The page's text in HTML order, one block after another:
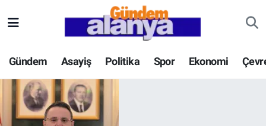
Gündem Asayiş Politika Spor Ekonomi